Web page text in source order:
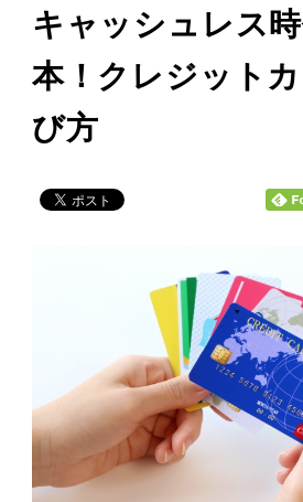
キャッシュレス
本！クレジット
び方